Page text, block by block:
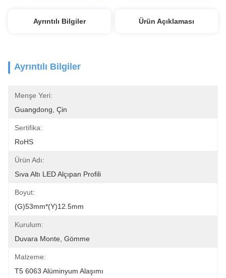
Ayrıntılı Bilgiler Ürün Açıklaması
Ayrıntılı Bilgiler
Menşe Yeri:
Guangdong, Çin
Sertifika:
RoHS
Ürün Adı:
Sıva Altı LED Alçıpan Profili
Boyut:
(G)53mm*(Y)12.5mm
Kurulum:
Duvara Monte, Gömme
Malzeme:
T5 6063 Alüminyum Alaşımı